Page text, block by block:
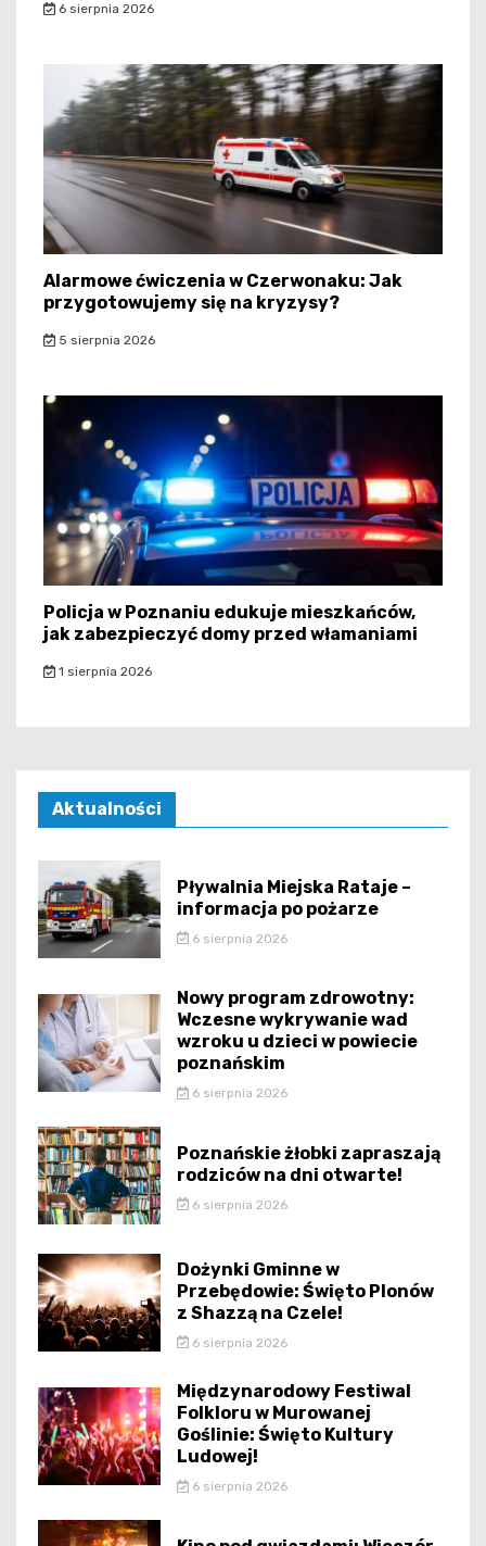
6 sierpnia 2026
Alarmowe ćwiczenia w Czerwonaku: Jak
przygotowujemy się na kryzysy?
5 sierpnia 2026
Policja w Poznaniu edukuje mieszkańców,
jak zabezpieczyć domy przed włamaniami
1 sierpnia 2026
Aktualności
Pływalnia Miejska Rataje –
informacja po pożarze
6 sierpnia 2026
Nowy program zdrowotny:
Wczesne wykrywanie wad
wzroku u dzieci w powiecie
poznańskim
6 sierpnia 2026
Poznańskie żłobki zapraszają
rodziców na dni otwarte!
6 sierpnia 2026
Dożynki Gminne w
Przebędowie: Święto Plonów
z Shazzą na Czele!
6 sierpnia 2026
Międzynarodowy Festiwal
Folkloru w Murowanej
Goślinie: Święto Kultury
Ludowej!
6 sierpnia 2026